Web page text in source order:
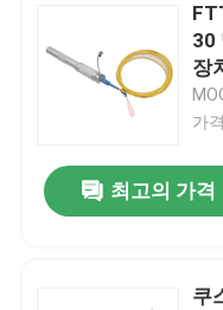
30
장
가
최고의 가격
쿠